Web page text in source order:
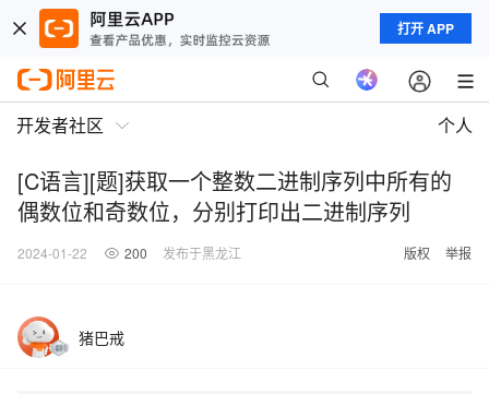
打开 APP
开发者社区 个人
[C语言][题]获取一个整数二进制序列中所有的
偶数位和奇数位，分别打印出二进制序列
2024-01-22 200 发布于黑龙江 版权 举报
猪巴戒